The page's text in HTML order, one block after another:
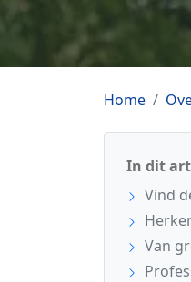
Home
In dit
Vind
Van